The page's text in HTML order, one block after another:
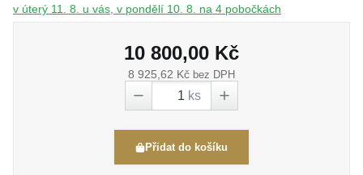
v úterý 11. 8. u vás, v pondělí 10. 8. na 4 pobočkách
10 800,00 Kč
8 925,62 Kč bez DPH
ks
Přidat do košíku